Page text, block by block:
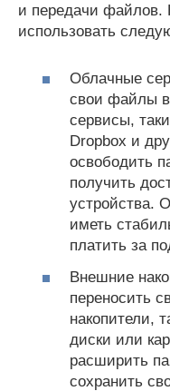
и передачи
использовать
Облачные
свои файлы в
сервисы,
Dropbox и
освободить
получить
устройства.
иметь
платить за
Внешние
переносить
накопители,
диски или
расширить
сохранить